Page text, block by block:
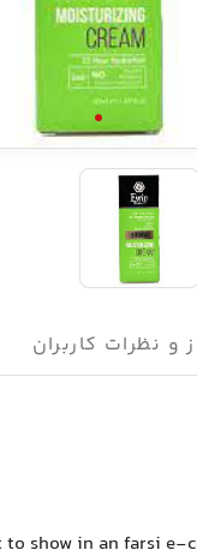
و نظرات کاربران